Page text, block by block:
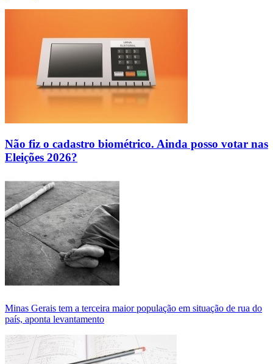
Não fiz o cadastro biométrico. Ainda posso votar nas
Eleições 2026?
Minas Gerais tem a terceira maior população em situação de rua do
país, aponta levantamento